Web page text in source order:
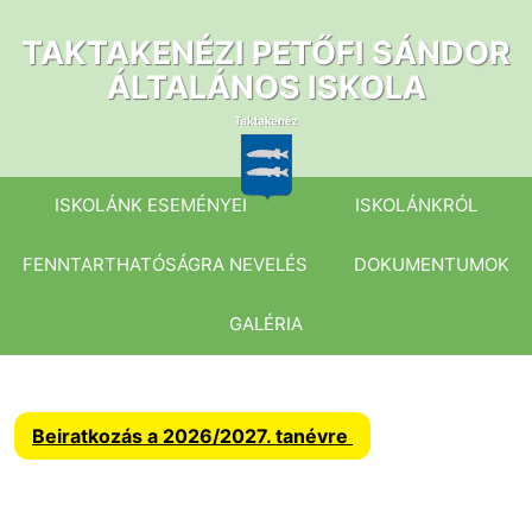
tartalomhoz
TAKTAKENÉZI PETŐFI SÁNDOR
ÁLTALÁNOS ISKOLA
ISKOLÁNK ESEMÉNYEI ISKOLÁNKRÓL
FENNTARTHATÓSÁGRA NEVELÉS DOKUMENTUMOK
GALÉRIA
Beiratkozás a 2026/2027. tanévre